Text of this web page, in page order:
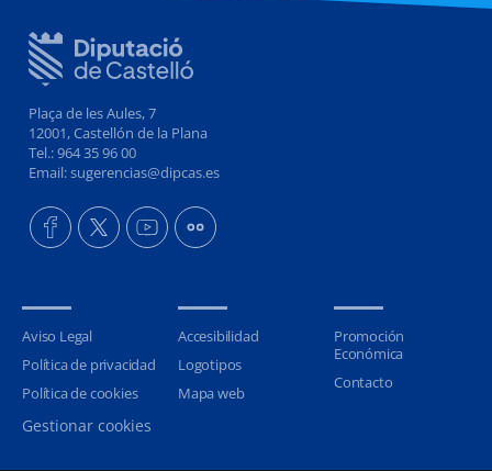
Plaça de les Aules, 7
12001, Castellón de la Plana
Tel.: 964 35 96 00
Email: sugerencias@dipcas.es
Aviso Legal
Política de privacidad
Política de cookies
Gestionar cookies
Accesibilidad
Logotipos
Mapa web
Promoción
Económica
Contacto